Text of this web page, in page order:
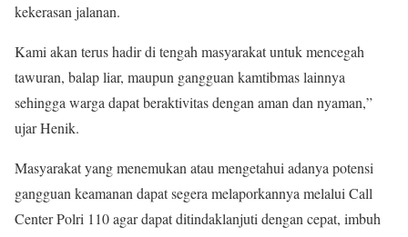
kekerasan jalanan.
Kami akan terus hadir di tengah masyarakat untuk mencegah
tawuran, balap liar, maupun gangguan kamtibmas lainnya
sehingga warga dapat beraktivitas dengan aman dan nyaman,”
ujar Henik.
Masyarakat yang menemukan atau mengetahui adanya potensi
gangguan keamanan dapat segera melaporkannya melalui Call
Center Polri 110 agar dapat ditindaklanjuti dengan cepat, imbuh